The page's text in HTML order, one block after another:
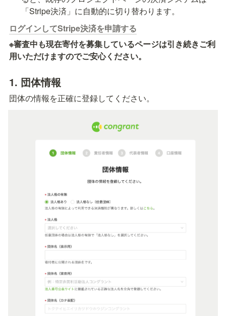
「Stripe決済」に自動的に切り替わります。
ログインしてStripe決済を申請する
※審査中も現在寄付を募集しているページは引き続きご利
用いただけますのでご安心ください。
1. 団体情報
団体の情報を正確に登録してください。